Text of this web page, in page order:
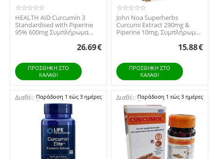
HEALTH AID Curcumin 3
Standardised with Piperine
95% 600mg Συμπλήρωμα
26.69€
ΠΡΟΣΘΉΚΗ ΣΤΟ
ΚΑΛΆΘΙ
John Noa Superherbs
Curcumi Extract 290mg &
Piperine 10mg, Συμπλήρωμα
15.88€
ΠΡΟΣΘΉΚΗ ΣΤΟ
ΚΑΛΆΘΙ
Διαθέσιμο:Παράδοση 1 εώς 3 ημέρες Διαθέσιμο:Παράδοση 1 εώς 3 ημέρες